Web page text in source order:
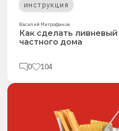
инструкция
Василий Митрофанов
Как сделать
частного дома
0 104